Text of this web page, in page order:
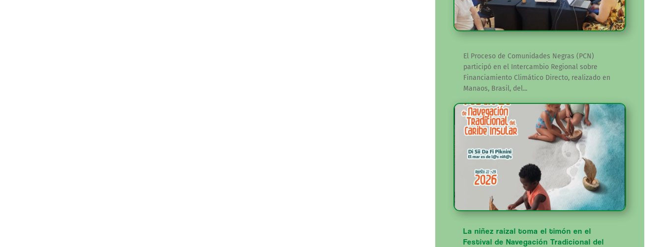
El Proceso de Comunidades Negras (PCN)
participó en el Intercambio Regional sobre
Financiamiento Climático Directo, realizado en
Manaos, Brasil, del...
La niñez raizal toma el timón en el
Festival de Navegación Tradicional del